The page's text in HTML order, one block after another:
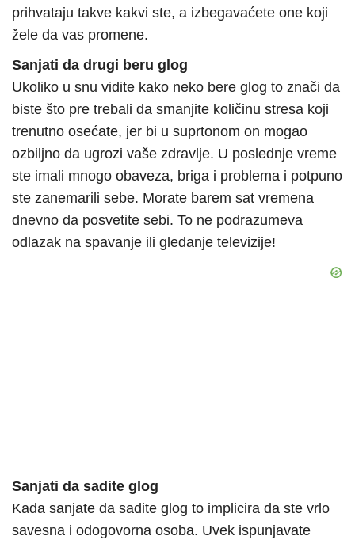
prihvataju takve kakvi ste, a izbegavaćete one koji
žele da vas promene.
Sanjati da drugi beru glog
Ukoliko u snu vidite kako neko bere glog to znači da
biste što pre trebali da smanjite količinu stresa koji
trenutno osećate, jer bi u suprtonom on mogao
ozbiljno da ugrozi vaše zdravlje. U poslednje vreme
ste imali mnogo obaveza, briga i problema i potpuno
ste zanemarili sebe. Morate barem sat vremena
dnevno da posvetite sebi. To ne podrazumeva
odlazak na spavanje ili gledanje televizije!
Sanjati da sadite glog
Kada sanjate da sadite glog to implicira da ste vrlo
savesna i odogovorna osoba. Uvek ispunjavate